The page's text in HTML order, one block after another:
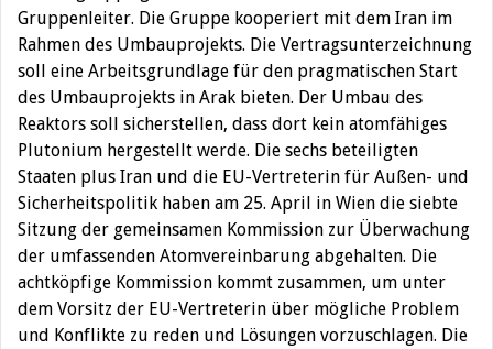
Gruppenleiter. Die Gruppe kooperiert mit dem Iran im
Rahmen des Umbauprojekts. Die Vertragsunterzeichnung
soll eine Arbeitsgrundlage für den pragmatischen Start
des Umbauprojekts in Arak bieten. Der Umbau des
Reaktors soll sicherstellen, dass dort kein atomfähiges
Plutonium hergestellt werde. Die sechs beteiligten
Staaten plus Iran und die EU-Vertreterin für Außen- und
Sicherheitspolitik haben am 25. April in Wien die siebte
Sitzung der gemeinsamen Kommission zur Überwachung
der umfassenden Atomvereinbarung abgehalten. Die
achtköpfige Kommission kommt zusammen, um unter
dem Vorsitz der EU-Vertreterin über mögliche Problem
und Konflikte zu reden und Lösungen vorzuschlagen. Die